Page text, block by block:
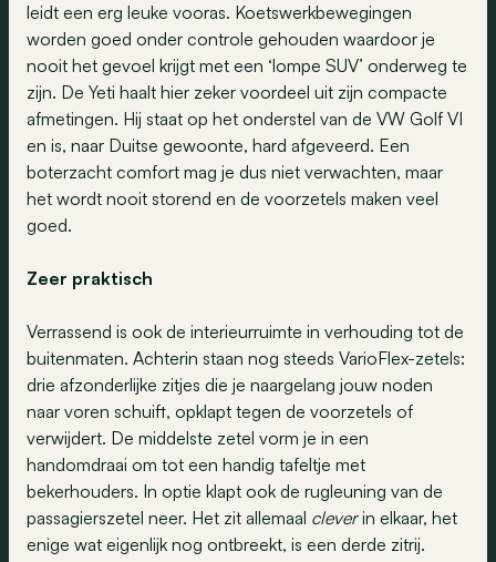
leidt een erg leuke vooras. Koetswerkbewegingen
worden goed onder controle gehouden waardoor je
nooit het gevoel krijgt met een ‘lompe SUV’ onderweg te
zijn. De Yeti haalt hier zeker voordeel uit zijn compacte
afmetingen. Hij staat op het onderstel van de VW Golf VI
en is, naar Duitse gewoonte, hard afgeveerd. Een
boterzacht comfort mag je dus niet verwachten, maar
het wordt nooit storend en de voorzetels maken veel
goed.
Zeer praktisch
Verrassend is ook de interieurruimte in verhouding tot de
buitenmaten. Achterin staan nog steeds VarioFlex-zetels:
drie afzonderlijke zitjes die je naargelang jouw noden
naar voren schuift, opklapt tegen de voorzetels of
verwijdert. De middelste zetel vorm je in een
handomdraai om tot een handig tafeltje met
bekerhouders. In optie klapt ook de rugleuning van de
passagierszetel neer. Het zit allemaal cleverin elkaar, het
enige wat eigenlijk nog ontbreekt, is een derde zitrij.